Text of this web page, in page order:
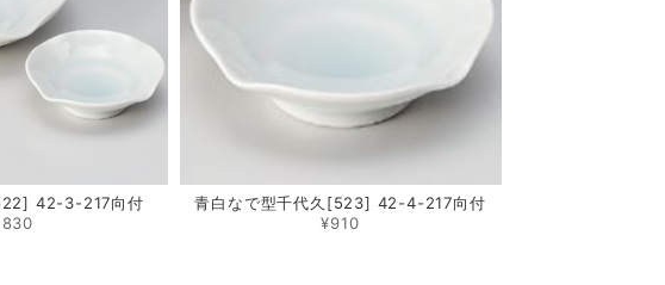
42-3-217向付
青白なで型千代久[523] 42-4-217向付
¥910